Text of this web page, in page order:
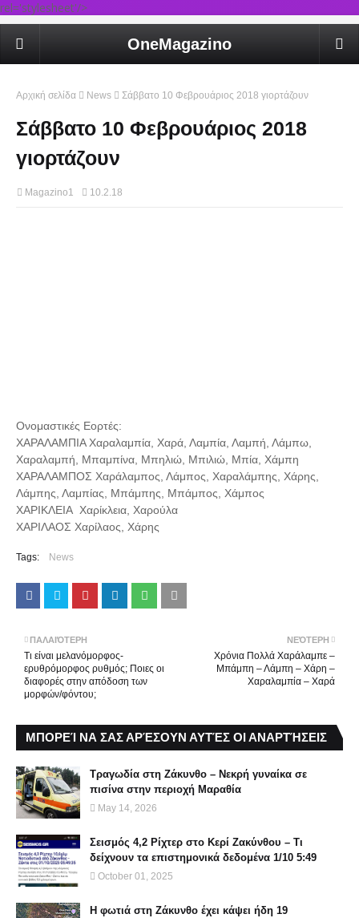
rel='stylesheet'/>
OneMagazino
Αρχική σελίδα News Σάββατο 10 Φεβρουάριος 2018 γιορτάζουν
Σάββατο 10 Φεβρουάριος 2018
γιορτάζουν
Magazino1 10.2.18
Ονομαστικές Εορτές:
ΧΑΡΑΛΑΜΠΙΑ Χαραλαμπία, Χαρά, Λαμπία, Λαμπή, Λάμπω,
Χαραλαμπή, Μπαμπίνα, Μπηλιώ, Μπιλιώ, Μπία, Χάμπη
ΧΑΡΑΛΑΜΠΟΣ Χαράλαμπος, Λάμπος, Χαραλάμπης, Χάρης,
Λάμπης, Λαμπίας, Μπάμπης, Μπάμπος, Χάμπος
ΧΑΡΙΚΛΕΙΑ Χαρίκλεια, Χαρούλα
ΧΑΡΙΛΑΟΣ Χαρίλαος, Χάρης
Tags: News
ΝΕΌΤΕΡΗ
Χρόνια Πολλά Χαράλαμπε –
Μπάμπη – Λάμπη – Χάρη –
Χαραλαμπία – Χαρά
ΠΑΛΑΙΌΤΕΡΗ
Τι είναι μελανόμορφος-
ερυθρόμορφος ρυθμός; Ποιες οι
διαφορές στην απόδοση των
μορφών/φόντου;
ΜΠΟΡΕΊ ΝΑ ΣΑΣ ΑΡΈΣΟΥΝ ΑΥΤΈΣ ΟΙ ΑΝΑΡΤΉΣΕΙΣ
Τραγωδία στη Ζάκυνθο – Νεκρή γυναίκα σε
πισίνα στην περιοχή Μαραθία
May 14, 2026
Σεισμός 4,2 Ρίχτερ στο Κερί Ζακύνθου – Τι
δείχνουν τα επιστημονικά δεδομένα 1/10 5:49
October 01, 2025
Η φωτιά στη Ζάκυνθο έχει κάψει ήδη 19